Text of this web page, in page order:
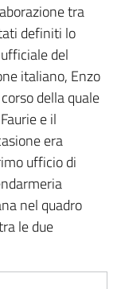
tra
definiti lo
del
italiano, Enzo
della quale
e il
era
ufficio di
nel quadro
le due